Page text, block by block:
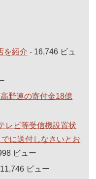
を紹介 - 16,746 ビュ
野連の寄付金18億
レビ等受信機設置状
に送付しなさいとお
ビュー
ビュー